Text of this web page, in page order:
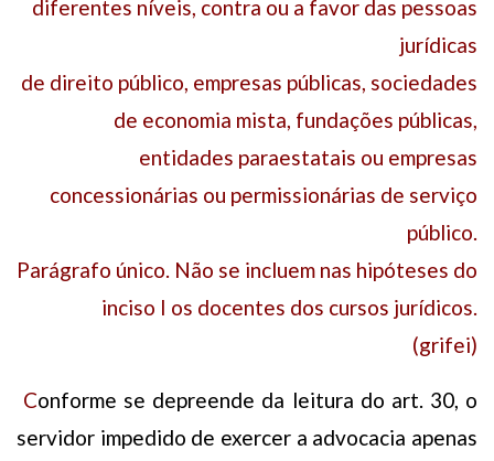
diferentes níveis, contra ou a favor das pessoas
jurídicas
de direito público, empresas públicas, sociedades
de economia mista, fundações públicas,
entidades paraestatais ou empresas
concessionárias ou permissionárias de serviço
público.
Parágrafo único. Não se incluem nas hipóteses do
inciso I os docentes dos cursos jurídicos.
(grifei)
Conforme se depreende da leitura do art. 30, o
servidor impedido de exercer a advocacia apenas